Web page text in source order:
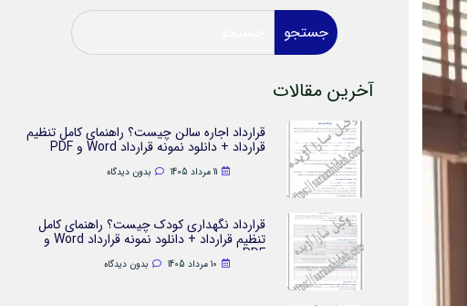
جستجو
آخرین مقالات
قرارداد اجاره سالن چیست؟ راهنمای کامل تنظیم
قرارداد + دانلود نمونه قرارداد Word و PDF
11 مرداد 1405 بدون دیدگاه
قرارداد نگهداری کودک چیست؟ راهنمای کامل
تنظیم قرارداد + دانلود نمونه قرارداد Word و
PDF
10 مرداد 1405 بدون دیدگاه